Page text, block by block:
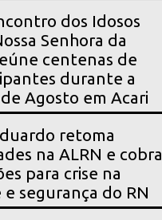
dos Idosos
Senhora da
centenas de
durante a
Agosto em Acari
retoma
na ALRN e cobra
para crise na
e segurança do RN